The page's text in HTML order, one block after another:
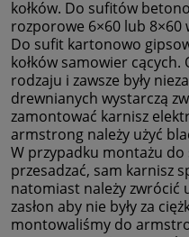
kołków. Do sufitów
rozporowe 6×60 lub 8×60
Do sufit kartonowo
kołków samowier
rodzaju i zawsze były
drewnianych wystarczą
zamontować karnisz
armstrong należy użyć
W przypadku montażu
przesadzać, sam karnisz
natomiast należy zwrócić
zasłon aby nie były za
montowaliśmy do